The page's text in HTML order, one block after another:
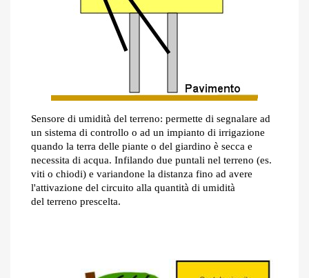
Sensore di umidità del terreno: permette di segnalare ad
un sistema di controllo o ad un impianto di irrigazione
quando la terra delle piante o del giardino è secca e
necessita di acqua. Infilando due puntali nel terreno (es.
viti o chiodi) e variandone la distanza fino ad avere
l'attivazione del circuito alla quantità di umidità
del terreno prescelta.